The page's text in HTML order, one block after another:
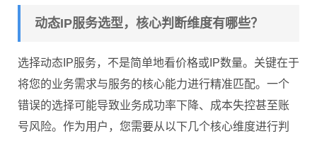
动态IP服务选型，核心判断维度有哪些？
选择动态IP服务，不是简单地看价格或IP数量。关键在于
将您的业务需求与服务的核心能力进行精准匹配。一个
错误的选择可能导致业务成功率下降、成本失控甚至账
号风险。作为用户，您需要从以下几个核心维度进行判